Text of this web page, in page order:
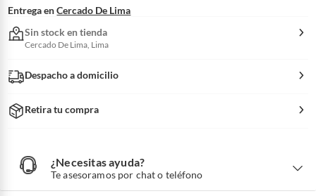
Entrega en Cercado De Lima
Sin stock en tienda
Cercado De Lima, Lima
Despacho a domicilio
Retira tu compra
¿Necesitas ayuda?
Te asesoramos por chat o teléfono
N
e